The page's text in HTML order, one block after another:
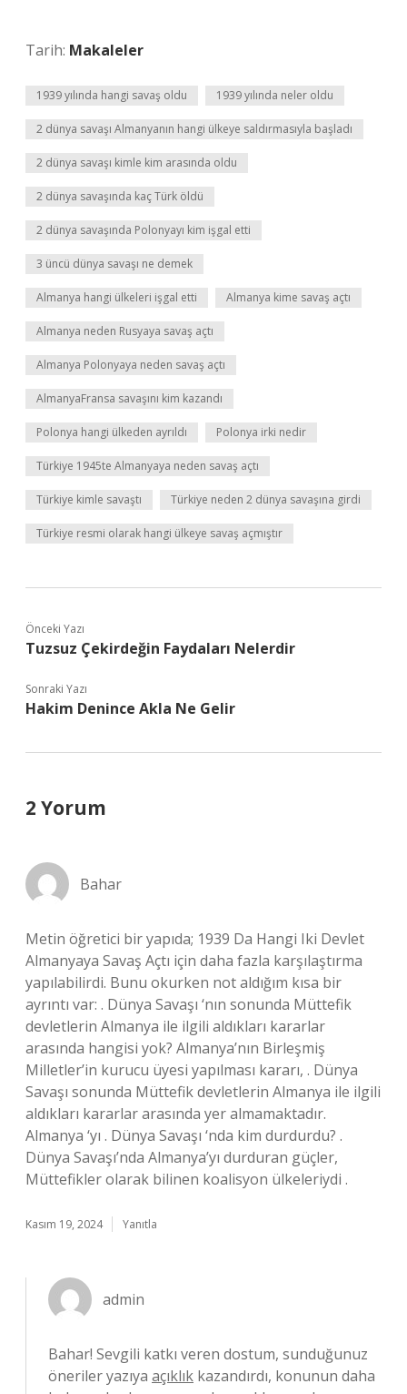
Tarih: Makaleler
1939 yılında hangi savaş oldu 1939 yılında neler oldu
2 dünya savaşı Almanyanın hangi ülkeye saldırmasıyla başladı
2 dünya savaşı kimle kim arasında oldu
2 dünya savaşında kaç Türk öldü
2 dünya savaşında Polonyayı kim işgal etti
3 üncü dünya savaşı ne demek
Almanya hangi ülkeleri işgal etti Almanya kime savaş açtı
Almanya neden Rusyaya savaş açtı
Almanya Polonyaya neden savaş açtı
AlmanyaFransa savaşını kim kazandı
Polonya hangi ülkeden ayrıldı Polonya irki nedir
Türkiye 1945te Almanyaya neden savaş açtı
Türkiye kimle savaştı Türkiye neden 2 dünya savaşına girdi
Türkiye resmi olarak hangi ülkeye savaş açmıştır
Önceki Yazı
Tuzsuz Çekirdeğin Faydaları Nelerdir
Sonraki Yazı
Hakim Denince Akla Ne Gelir
2 Yorum
Bahar
Metin öğretici bir yapıda; 1939 Da Hangi Iki Devlet
Almanyaya Savaş Açtı için daha fazla karşılaştırma
yapılabilirdi. Bunu okurken not aldığım kısa bir
ayrıntı var: . Dünya Savaşı ‘nın sonunda Müttefik
devletlerin Almanya ile ilgili aldıkları kararlar
arasında hangisi yok? Almanya’nın Birleşmiş
Milletler’in kurucu üyesi yapılması kararı, . Dünya
Savaşı sonunda Müttefik devletlerin Almanya ile ilgili
aldıkları kararlar arasında yer almamaktadır.
Almanya ‘yı . Dünya Savaşı ‘nda kim durdurdu? .
Dünya Savaşı’nda Almanya’yı durduran güçler,
Müttefikler olarak bilinen koalisyon ülkeleriydi .
Kasım 19, 2024 Yanıtla
admin
Bahar! Sevgili katkı veren dostum, sunduğunuz
öneriler yazıya açıklık kazandırdı, konunun daha